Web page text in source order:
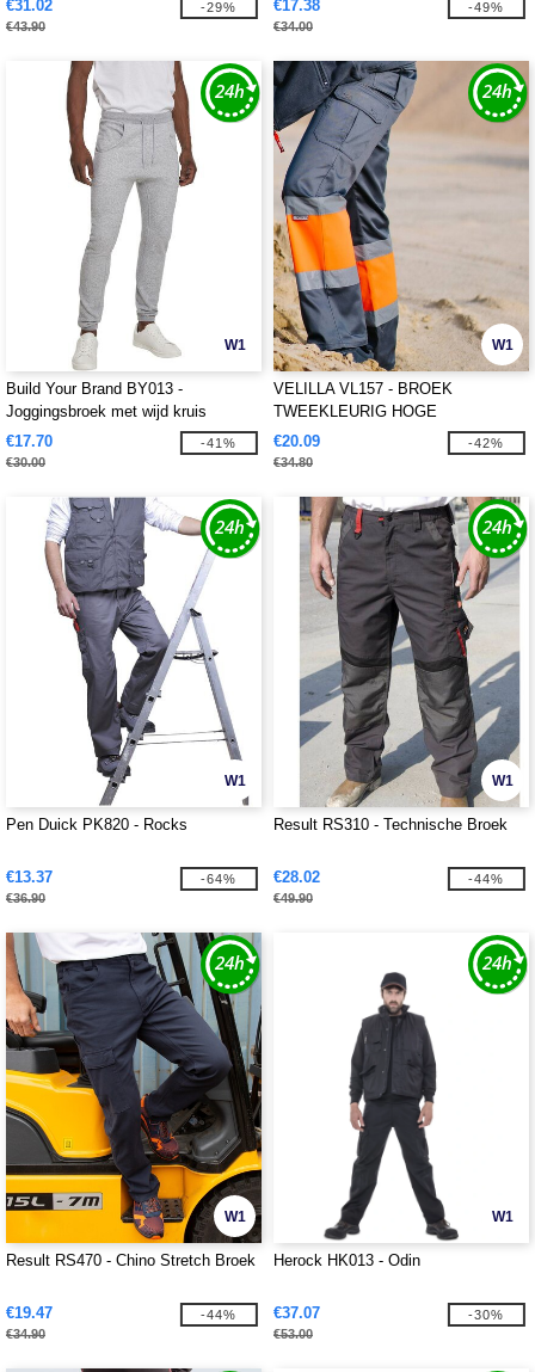
€31.02
€43.90
-29% €17.38
€34.00
-49%
W1
Build Your Brand BY013 -
Joggingsbroek met wijd kruis
€17.70
€30.00
-41%
W1
VELILLA VL157 - BROEK
TWEEKLEURIG HOGE
ZICHTBAARHEID
€20.09
€34.80
-42%
W1
Pen Duick PK820 - Rocks
€13.37
€36.90
-64%
W1
Result RS310 - Technische Broek
€28.02
€49.90
-44%
W1
Result RS470 - Chino Stretch Broek
€19.47
€34.90
-44%
W1
Herock HK013 - Odin
€37.07
€53.00
-30%